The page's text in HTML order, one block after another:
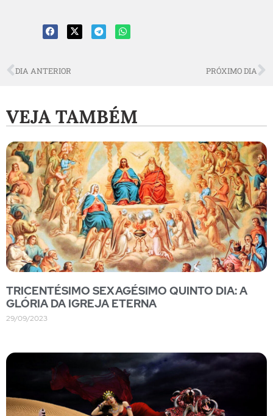
DIA ANTERIOR PRÓXIMO DIA
VEJA TAMBÉM
TRICENTÉSIMO SEXAGÉSIMO QUINTO DIA: A
GLÓRIA DA IGREJA ETERNA
29/09/2023